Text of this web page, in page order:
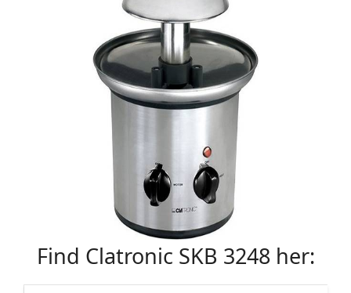
Find Clatronic SKB 3248 her: